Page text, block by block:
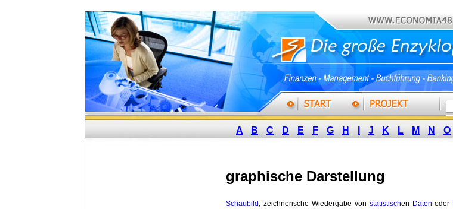
A B C D E F G H J K L M N O
graphische Darstellung
Schaubild , zeichnerische Wiedergabe von statistischen Daten oder